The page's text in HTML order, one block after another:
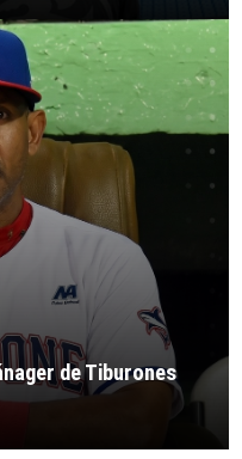
de Tiburones